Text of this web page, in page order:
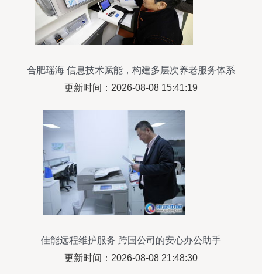
合肥瑶海 信息技术赋能，构建多层次养老服务体系
更新时间：2026-08-08 15:41:19
佳能远程维护服务 跨国公司的安心办公助手
更新时间：2026-08-08 21:48:30